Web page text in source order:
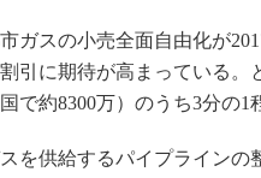
ガスの小売全面自由化が
引に期待が高まっている。
で約8300万）のうち3分の1
を供給するパイプラインの